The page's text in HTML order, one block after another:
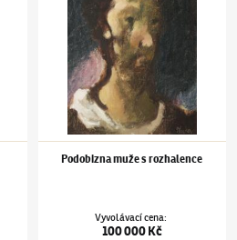
Podobizna muže s rozhalence
Vyvolávací cena:
100 000 Kč